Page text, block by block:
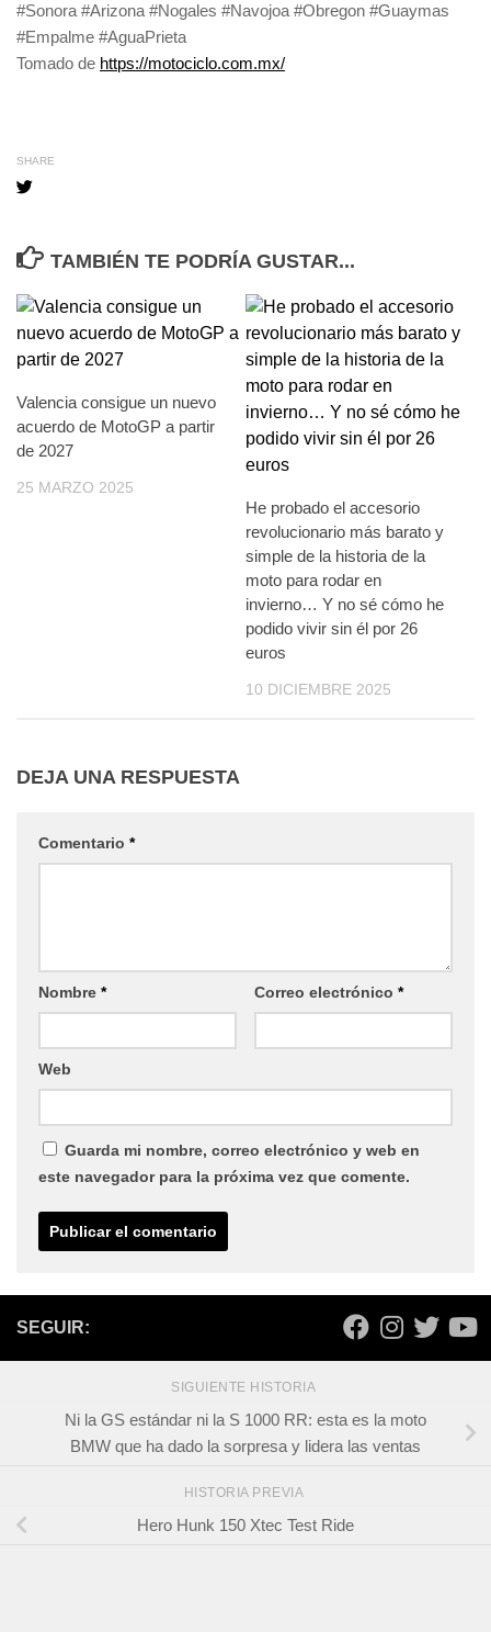
#Sonora #Arizona #Nogales #Navojoa #Obregon #Guaymas
#Empalme #AguaPrieta
Tomado de https://motociclo.com.mx/
SHARE
TAMBIÉN TE PODRÍA GUSTAR...
Valencia consigue un nuevo
acuerdo de MotoGP a partir
de 2027
25 MARZO 2025
He probado el accesorio
revolucionario más barato y
simple de la historia de la
moto para rodar en
invierno… Y no sé cómo he
podido vivir sin él por 26
euros
10 DICIEMBRE 2025
DEJA UNA RESPUESTA
Comentario *
Nombre * Correo electrónico *
Web
Guarda mi nombre, correo electrónico y web en
este navegador para la próxima vez que comente.
SEGUIR:
SIGUIENTE HISTORIA
Ni la GS estándar ni la S 1000 RR: esta es la moto
BMW que ha dado la sorpresa y lidera las ventas
HISTORIA PREVIA
Hero Hunk 150 Xtec Test Ride